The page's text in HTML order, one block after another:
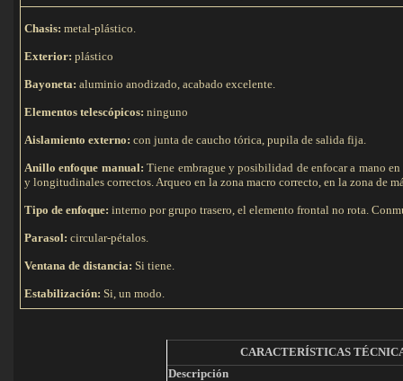
Chasis: metal-plástico.
Exterior: plástico
Bayoneta: aluminio anodizado, acabado excelente.
Elementos telescópicos: ninguno
Aislamiento externo: con junta de caucho tórica, pupila de salida fija.
Anillo enfoque manual: Tiene embrague y posibilidad de enfocar a mano
y longitudinales correctos. Arqueo en la zona macro correcto, en la zona de
Tipo de enfoque: interno por grupo trasero, el elemento frontal no rota.
Parasol: circular-pétalos.
Ventana de distancia: Si tiene.
Estabilización: Si, un modo.
CARACTERÍSTICAS
Descripción